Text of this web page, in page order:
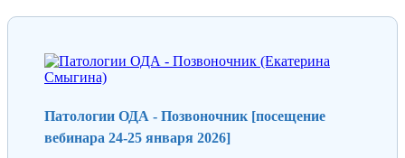
Патологии ОДА - Позвоночник [посещение
вебинара 24-25 января 2026]